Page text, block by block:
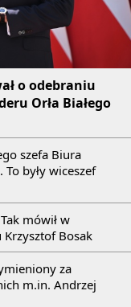
o odebraniu
Orła Białego
szefa Biura
były wiceszef
mówił w
Krzysztof Bosak
za
m.in. Andrzej